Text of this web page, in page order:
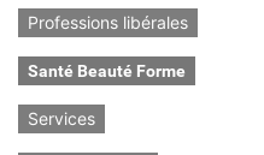
Professions libérales
Santé Beauté Forme
Services